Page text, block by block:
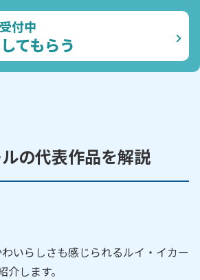
付中
てもらう
の代表作品を解説
いらしさも感じられるルイ・イカー
します。